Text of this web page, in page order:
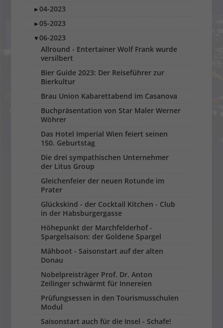
►04-2023
►05-2023
▼06-2023
Allround - Entertainer Wolf Frank wurde
versilbert
Bier Guide 2023: Der Reiseführer zur
Bierkultur
Brau Union Kabarettabend im Casanova
Buchpräsentation von Star Maler Werner
Wöhrer
Das Hotel Imperial Wien feiert seinen
150. Geburtstag
Die drei sympathischen Unternehmer
der Litus Group
Gleichenfeier der neuen Rotunde im
Prater
Glückskind - der Cocktail Kitchen - Club
in der Habsburgergasse
Höhepunkt der Marchfelderhof -
Spargelsaison: der Goldene Spargel
Mähboot - Saisonstart auf der alten
Donau
Nobelpreisträger Prof. Dr. Anton
Zeilinger schwärmt für Innereien
Prüfungsessen in den Tourismusschulen
Modul
Saisonstart auch für die Insel - Schafe!